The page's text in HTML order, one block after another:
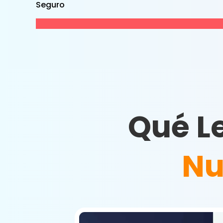
Seguro
Qué